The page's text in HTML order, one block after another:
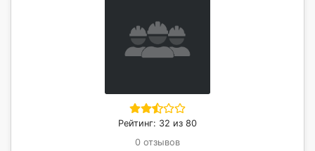
Рейтинг: 32 из 80
0 отзывов